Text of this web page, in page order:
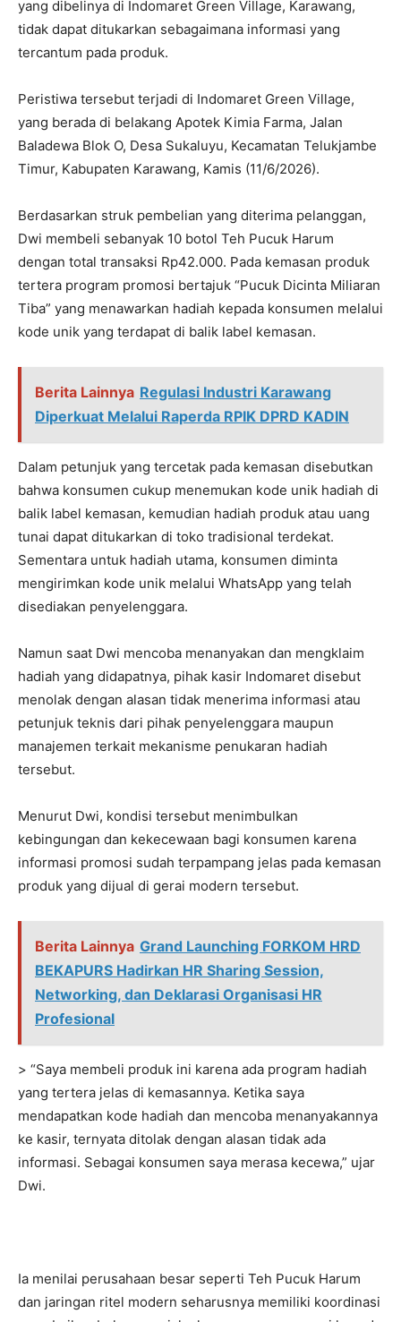
yang dibelinya di Indomaret Green Village, Karawang,
tidak dapat ditukarkan sebagaimana informasi yang
tercantum pada produk.
Peristiwa tersebut terjadi di Indomaret Green Village,
yang berada di belakang Apotek Kimia Farma, Jalan
Baladewa Blok O, Desa Sukaluyu, Kecamatan Telukjambe
Timur, Kabupaten Karawang, Kamis (11/6/2026).
Berdasarkan struk pembelian yang diterima pelanggan,
Dwi membeli sebanyak 10 botol Teh Pucuk Harum
dengan total transaksi Rp42.000. Pada kemasan produk
tertera program promosi bertajuk “Pucuk Dicinta Miliaran
Tiba” yang menawarkan hadiah kepada konsumen melalui
kode unik yang terdapat di balik label kemasan.
Berita Lainnya Regulasi Industri Karawang
Diperkuat Melalui Raperda RPIK DPRD KADIN
Dalam petunjuk yang tercetak pada kemasan disebutkan
bahwa konsumen cukup menemukan kode unik hadiah di
balik label kemasan, kemudian hadiah produk atau uang
tunai dapat ditukarkan di toko tradisional terdekat.
Sementara untuk hadiah utama, konsumen diminta
mengirimkan kode unik melalui WhatsApp yang telah
disediakan penyelenggara.
Namun saat Dwi mencoba menanyakan dan mengklaim
hadiah yang didapatnya, pihak kasir Indomaret disebut
menolak dengan alasan tidak menerima informasi atau
petunjuk teknis dari pihak penyelenggara maupun
manajemen terkait mekanisme penukaran hadiah
tersebut.
Menurut Dwi, kondisi tersebut menimbulkan
kebingungan dan kekecewaan bagi konsumen karena
informasi promosi sudah terpampang jelas pada kemasan
produk yang dijual di gerai modern tersebut.
Berita Lainnya Grand Launching FORKOM HRD
BEKAPURS Hadirkan HR Sharing Session,
Networking, dan Deklarasi Organisasi HR
Profesional
> “Saya membeli produk ini karena ada program hadiah
yang tertera jelas di kemasannya. Ketika saya
mendapatkan kode hadiah dan mencoba menanyakannya
ke kasir, ternyata ditolak dengan alasan tidak ada
informasi. Sebagai konsumen saya merasa kecewa,” ujar
Dwi.
Ia menilai perusahaan besar seperti Teh Pucuk Harum
dan jaringan ritel modern seharusnya memiliki koordinasi